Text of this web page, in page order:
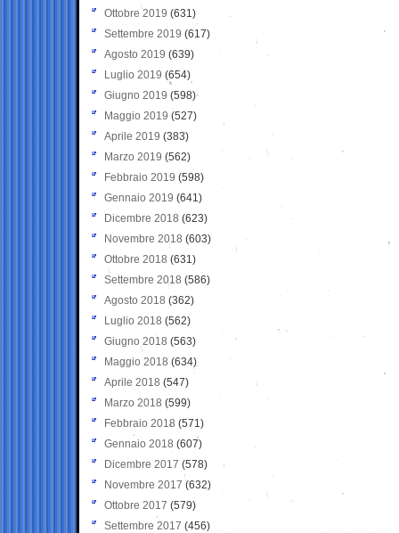
Ottobre 2019 (631)
Settembre 2019 (617)
Agosto 2019 (639)
Luglio 2019 (654)
Giugno 2019 (598)
Maggio 2019 (527)
Aprile 2019 (383)
Marzo 2019 (562)
Febbraio 2019 (598)
Gennaio 2019 (641)
Dicembre 2018 (623)
Novembre 2018 (603)
Ottobre 2018 (631)
Settembre 2018 (586)
Agosto 2018 (362)
Luglio 2018 (562)
Giugno 2018 (563)
Maggio 2018 (634)
Aprile 2018 (547)
Marzo 2018 (599)
Febbraio 2018 (571)
Gennaio 2018 (607)
Dicembre 2017 (578)
Novembre 2017 (632)
Ottobre 2017 (579)
Settembre 2017 (456)